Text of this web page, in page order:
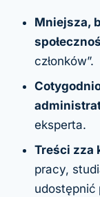
Mniejsza,
członków”.
eksperta.
Treści zza
pracy,
udostępnić